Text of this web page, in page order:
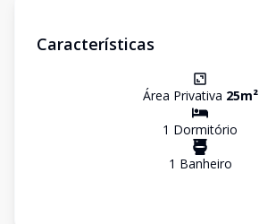
Características
Área Privativa 25m²
1 Dormitório
1 Banheiro